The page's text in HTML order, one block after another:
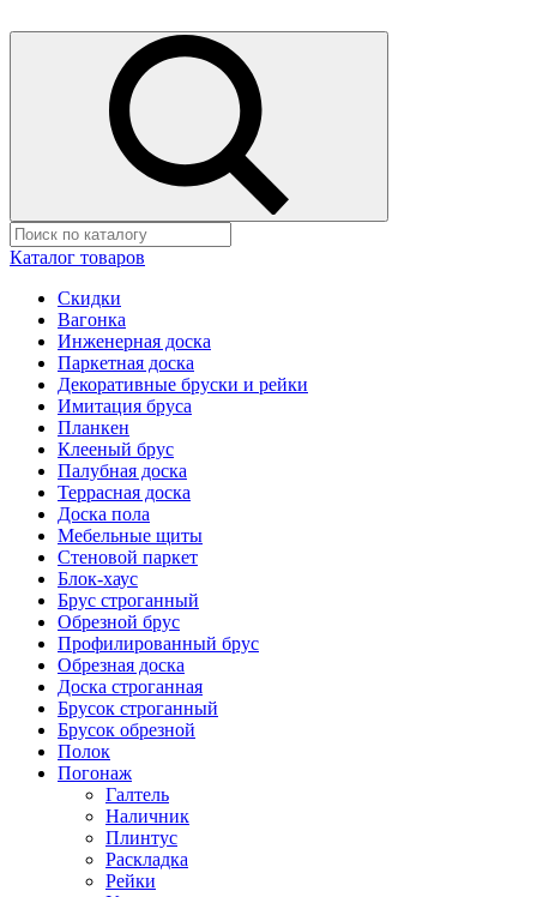
Каталог товаров
Скидки
Вагонка
Инженерная доска
Паркетная доска
Декоративные бруски и рейки
Имитация бруса
Планкен
Клееный брус
Палубная доска
Террасная доска
Доска пола
Мебельные щиты
Стеновой паркет
Блок-хаус
Брус строганный
Обрезной брус
Профилированный брус
Обрезная доска
Доска строганная
Брусок строганный
Брусок обрезной
Полок
Погонаж
Галтель
Наличник
Плинтус
Раскладка
Рейки